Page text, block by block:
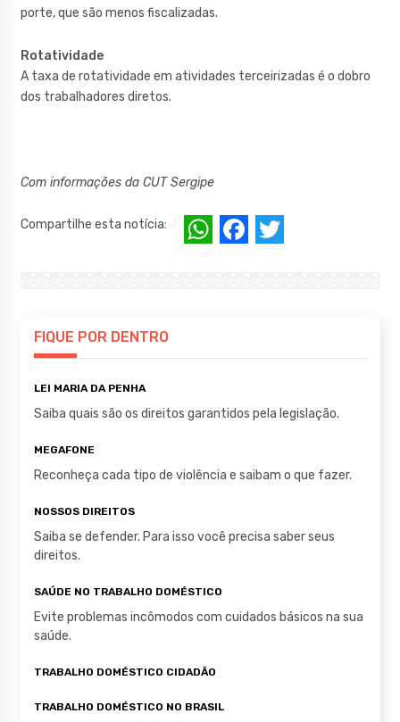
porte, que são menos fiscalizadas.
Rotatividade
A taxa de rotatividade em atividades terceirizadas é o dobro
dos trabalhadores diretos.
Com informações da CUT Sergipe
Compartilhe esta notícia:
W
p
F
k
FIQUE POR DENTRO
LEI MARIA DA PENHA
Saiba quais são os direitos garantidos pela legislação.
MEGAFONE
Reconheça cada tipo de violência e saibam o que fazer.
NOSSOS DIREITOS
Saiba se defender. Para isso você precisa saber seus
direitos.
SAÚDE NO TRABALHO DOMÉSTICO
Evite problemas incômodos com cuidados básicos na sua
saúde.
TRABALHO DOMÉSTICO CIDADÃO
TRABALHO DOMÉSTICO NO BRASIL